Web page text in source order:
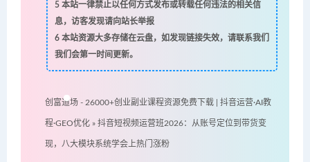
5本站一律禁止以任何方式发布或转载任何违法的相关信
息，访客发现请向站长举报
6本站资源大多存储在云盘，如发现链接失效，请联系我们
我们会第一时间更新。
创富道场 - 26000+创业副业课程资源免费下载 | 抖音运营·AI教
程·GEO优化 » 抖音短视频运营班2026：从账号定位到带货变
现，八大模块系统学会上热门涨粉